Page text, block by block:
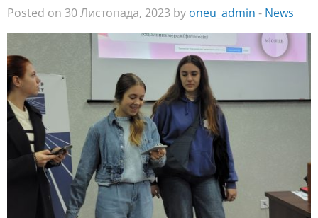
Posted on 30 Листопада, 2023 by oneu_admin - News